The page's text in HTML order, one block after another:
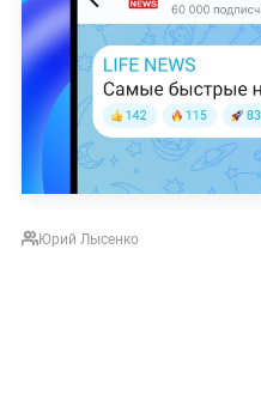
Юрий Лысенко